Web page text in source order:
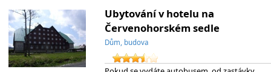
Ubytování v hotelu na
Červenohorském sedle
Dům, budova